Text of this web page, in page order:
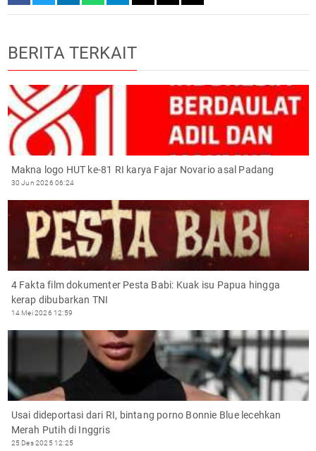
BERITA TERKAIT
Makna logo HUT ke-81 RI karya Fajar Novario asal Padang
30 Jun 2026 06:24
4 Fakta film dokumenter Pesta Babi: Kuak isu Papua hingga
kerap dibubarkan TNI
14 Mei 2026 12:59
Usai dideportasi dari RI, bintang porno Bonnie Blue lecehkan
Merah Putih di Inggris
25 Des 2025 12:25